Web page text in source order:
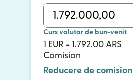
Curs valutar de bun-venit
1 EUR = 1.792,00 ARS
Comision
Reducere de comision